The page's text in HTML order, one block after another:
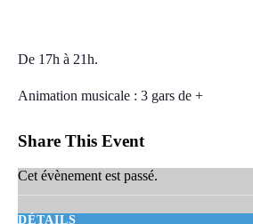
De 17h à 21h.
Animation musicale : 3 gars de +
Share This Event
Cet évènement est passé.
DÉTAILS